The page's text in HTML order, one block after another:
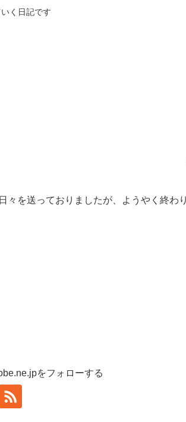
く日記です
を送っておりましたが、ようやく終わり
をフォローする